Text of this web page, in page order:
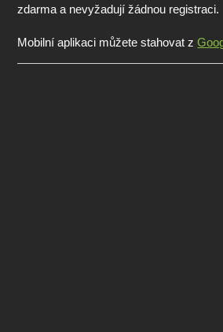
zdarma a nevyžadují žádnou registraci.
Mobilní aplikaci můžete stahovat z